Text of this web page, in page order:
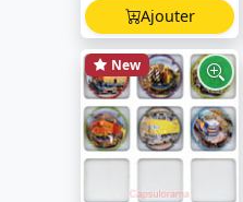
Ajouter
New